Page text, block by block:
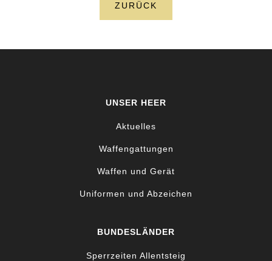
ZURÜCK
UNSER HEER
Aktuelles
Waffengattungen
Waffen und Gerät
Uniformen und Abzeichen
BUNDESLÄNDER
Sperrzeiten Allentsteig